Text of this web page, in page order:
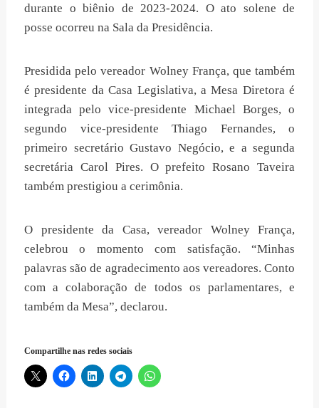
durante o biênio de 2023-2024. O ato solene de
posse ocorreu na Sala da Presidência.
Presidida pelo vereador Wolney França, que também
é presidente da Casa Legislativa, a Mesa Diretora é
integrada pelo vice-presidente Michael Borges, o
segundo vice-presidente Thiago Fernandes, o
primeiro secretário Gustavo Negócio, e a segunda
secretária Carol Pires. O prefeito Rosano Taveira
também prestigiou a cerimônia.
O presidente da Casa, vereador Wolney França,
celebrou o momento com satisfação. “Minhas
palavras são de agradecimento aos vereadores. Conto
com a colaboração de todos os parlamentares, e
também da Mesa”, declarou.
Compartilhe nas redes sociais